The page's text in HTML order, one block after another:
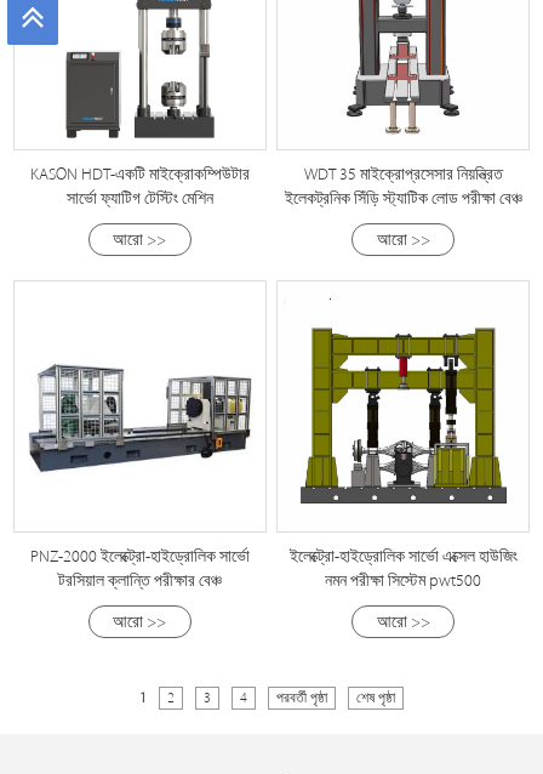
KASON HDT-একটি মাইক্রোকম্পিউটার
সার্ভো ফ্যাটিগ টেস্টিং মেশিন
আরো >>
WDT 35 মাইক্রোপ্রসেসার নিয়ন্ত্রিত
ইলেকট্রনিক সিঁড়ি স্ট্যাটিক লোড পরীক্ষা বেঞ্চ
আরো >>
PNZ-2000 ইলেক্ট্রো-হাইড্রোলিক সার্ভো
টরসিয়াল ক্লান্তি পরীক্ষার বেঞ্চ
আরো >>
ইলেক্ট্রো-হাইড্রোলিক সার্ভো এক্সেল হাউজিং
নমন পরীক্ষা সিস্টেম pwt500
আরো >>
1 2 3 4 পরবর্তী পৃষ্ঠা শেষ পৃষ্ঠা